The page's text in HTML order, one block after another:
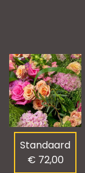
Standaard
€ 72,00